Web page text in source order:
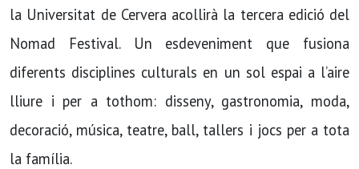
la Universitat de Cervera acollirà la tercera edició del
Nomad Festival. Un esdeveniment que fusiona
diferents disciplines culturals en un sol espai a l’aire
lliure i per a tothom: disseny, gastronomia, moda,
decoració, música, teatre, ball, tallers i jocs per a tota
la família.